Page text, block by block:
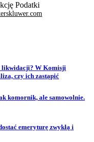
Podatki
z
likwidacji? W Komisji
czy ich zastąpić
komornik, ale samowolnie.
emeryturę zwykłą i